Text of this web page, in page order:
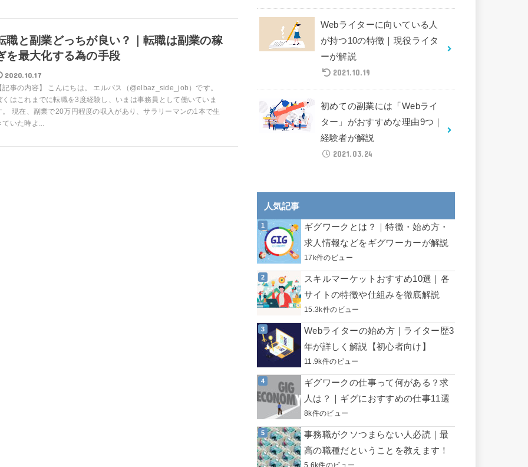
職と副業どっちが良い？｜転職は副業の稼
を最大化する為の手段
2020.10.17
記事の内容】 こんにちは。 エルバス（@elbaz_side_job）です。
くはこれまでに転職を3度経験し、いまは事務員として働いていま
。 現在、副業で20万円程度の収入があり、サラリーマンの1本で生
ていた時よ...
Webライターに向いている人
が持つ10の特徴｜現役ライタ
ーが解説
2021.10.19
初めての副業には「Webライ
ター」がおすすめな理由9つ｜
経験者が解説
2021.03.24
人気記事
ギグワークとは？｜特徴・始め方・
求人情報などをギグワーカーが解説
17k件のビュー
スキルマーケットおすすめ10選｜各
サイトの特徴や仕組みを徹底解説
15.3k件のビュー
Webライターの始め方｜ライター歴3
年が詳しく解説【初心者向け】
11.9k件のビュー
ギグワークの仕事って何がある？求
人は？｜ギグにおすすめの仕事11選
8k件のビュー
事務職がクソつまらない人必読｜最
高の職種だということを教えます！
5.6k件のビュー